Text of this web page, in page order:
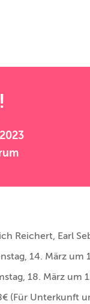
Reichert, Earl
14. März um
18. März um
(Für Unterkunft